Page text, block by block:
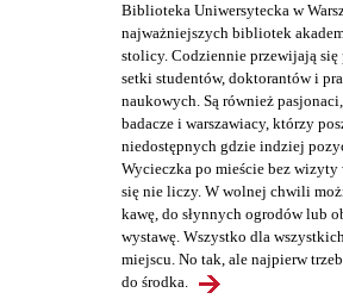
Biblioteka Uniwersytecka w
najważniejszych bibliotek
stolicy. Codziennie przewijają się
setki studentów, doktorantów i
naukowych. Są również
badacze i warszawiacy, którzy
niedostępnych gdzie indziej
Wycieczka po mieście bez wizyty
się nie liczy. W wolnej chwili
kawę, do słynnych ogrodów lub
wystawę. Wszystko dla
miejscu. No tak, ale najpierw
do środka.